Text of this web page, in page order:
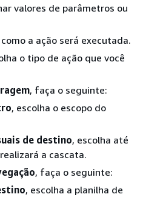
valores de parâmetros ou
a ação será executada.
o tipo de ação que você
, faça o seguinte:
, escolha o escopo do
de destino, escolha até
a cascata.
, faça o seguinte:
, escolha a planilha de